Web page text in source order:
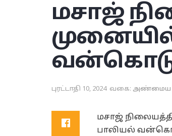
மசாஜ்
புரட்டாதி 10, 2024 வகை: அண்மைய
மசாஜ்
பாலியல்